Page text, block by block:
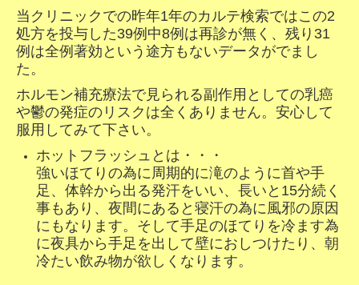
当クリニックでの昨年1年のカルテ検索ではこの2
処方を投与した39例中8例は再診が無く、残り31
例は全例著効という途方もないデータがでまし
た。
ホルモン補充療法で見られる副作用としての乳癌
や鬱の発症のリスクは全くありません。安心して
服用してみて下さい。
ホットフラッシュとは・・・
強いほてりの為に周期的に滝のように首や手
足、体幹から出る発汗をいい、長いと15分続く
事もあり、夜間にあると寝汗の為に風邪の原因
にもなります。そして手足のほてりを冷ます為
に夜具から手足を出して壁におしつけたり、朝
冷たい飲み物が欲しくなります。